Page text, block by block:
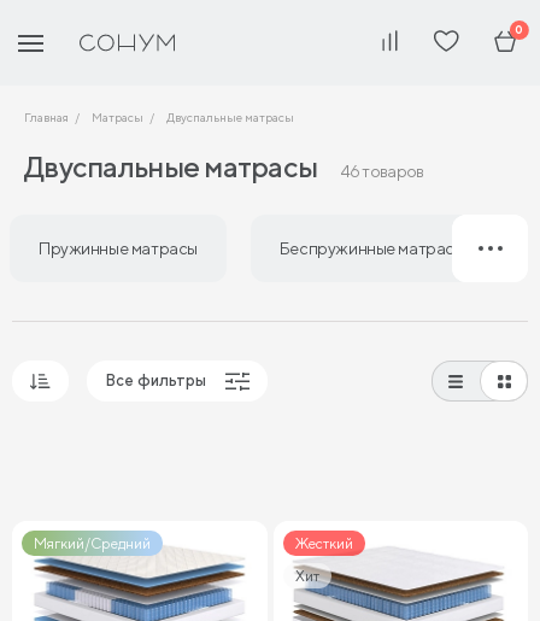
0
Главная Матрасы Двуспальные матрасы
Двуспальные матрасы 46 товаров
Пружинные матрасы Беспружинные матрасы
Все фильтры
Мягкий/Средний
Жесткий
Хит